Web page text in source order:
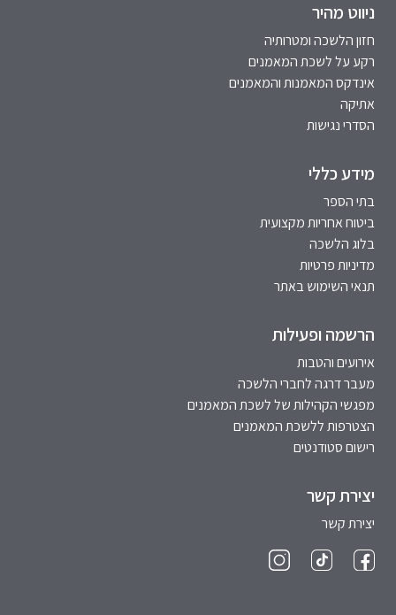
ניווט מהיר
חזון הלשכה ומטרותיה
רקע על לשכת המאמנים
אינדקס המאמנות והמאמנים
אתיקה
הסדרי נגישות
מידע כללי
בתי הספר
ביטוח אחריות מקצועית
בלוג הלשכה
מדיניות פרטיות
תנאי השימוש באתר
הרשמה ופעילות
אירועים והטבות
מעבר דרגה לחברי הלשכה
מפגשי הקהילות של לשכת המאמנים
הצטרפות ללשכת המאמנים
רישום סטודנטים
יצירת קשר
יצירת קשר